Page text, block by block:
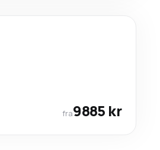
fra9885 kr